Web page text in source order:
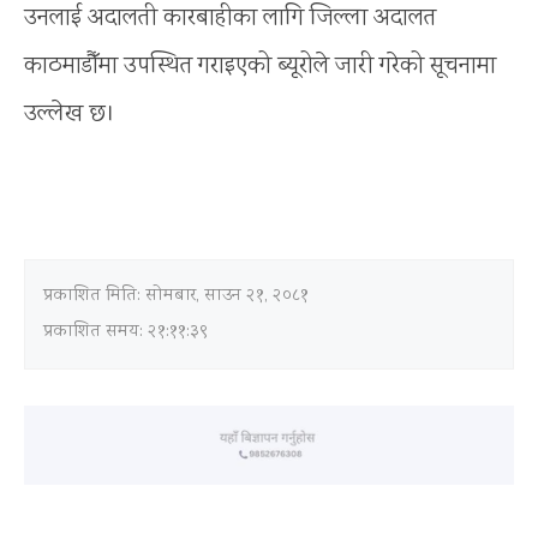
उनलाई अदालती कारबाहीका लागि जिल्ला अदालत
काठमाडौँमा उपस्थित गराइएको ब्यूरोले जारी गरेको सूचनामा
उल्लेख छ।
प्रकाशित मिति: सोमबार, साउन २१, २०८१
प्रकाशित समय: २१:११:३९